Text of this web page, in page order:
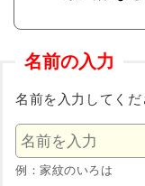
名前の入力
名前を入力してくだ
例：家紋のいろは